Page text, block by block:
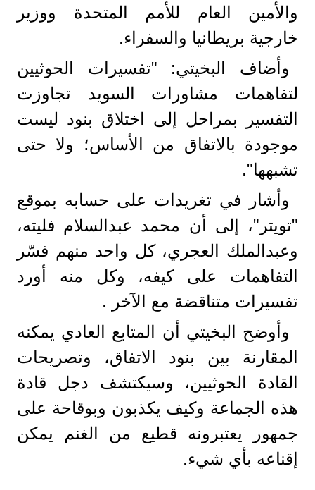
والأمين العام للأمم المتحدة ووزير
خارجية بريطانيا والسفراء.
وأضاف البخيتي: "تفسيرات الحوثيين
لتفاهمات مشاورات السويد تجاوزت
التفسير بمراحل إلى اختلاق بنود ليست
موجودة بالاتفاق من الأساس؛ ولا حتى
تشبهها".
وأشار في تغريدات على حسابه بموقع
"تويتر"، إلى أن محمد عبدالسلام فليته،
وعبدالملك العجري، كل واحد منهم فسّر
التفاهمات على كيفه، وكل منه أورد
تفسيرات متناقضة مع الآخر .
وأوضح البخيتي أن المتابع العادي يمكنه
المقارنة بين بنود الاتفاق، وتصريحات
القادة الحوثيين، وسيكتشف دجل قادة
هذه الجماعة وكيف يكذبون وبوقاحة على
جمهور يعتبرونه قطيع من الغنم يمكن
إقناعه بأي شيء.